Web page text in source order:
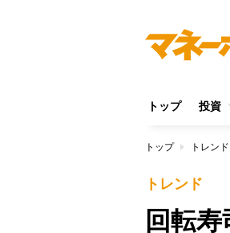
トップ 投資
トップ トレンド
トレンド
回転